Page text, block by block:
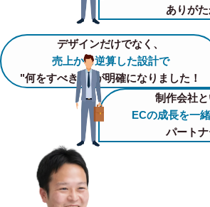
ありがた
デザインだけでなく、
売上から逆算した設計で
"何をすべきか"が明確になりました！
制作会社と
ECの成長を一
パートナ